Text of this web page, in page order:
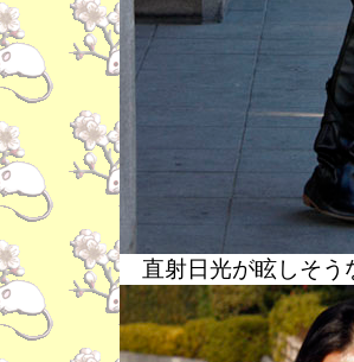
直射日光が眩しそう